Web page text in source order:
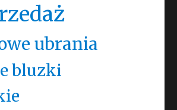
ubrania
bluzki